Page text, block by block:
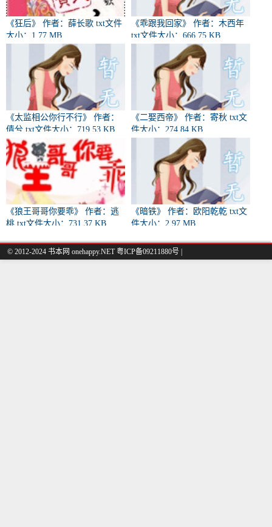
《狂后》 作者：薛长歌 txt文件
大小：1.77 MB
《乖跟我回家》 作者：木西年
txt文件大小：666.75 KB
《太监相公你行不行》 作者：
倩兮 txt文件大小：719.53 KB
《二娶西帝》 作者：寄秋 txt文
件大小：274.84 KB
《狼王哥哥你要乖》 作者：逃
桃 txt文件大小：731.37 KB
《暗铁》 作者：欧阳乾乾 txt文
件大小：2.97 MB
© 2012-2024 书本网 onehappy.NET 粤ICP备09211880号 |